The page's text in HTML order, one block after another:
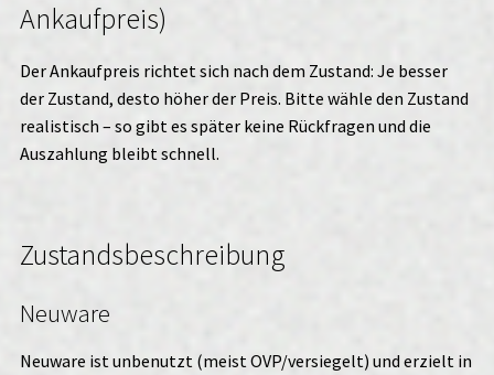
Ankaufpreis)
Der Ankaufpreis richtet sich nach dem Zustand: Je besser
der Zustand, desto höher der Preis. Bitte wähle den Zustand
realistisch – so gibt es später keine Rückfragen und die
Auszahlung bleibt schnell.
Zustandsbeschreibung
Neuware
Neuware ist unbenutzt (meist OVP/versiegelt) und erzielt in